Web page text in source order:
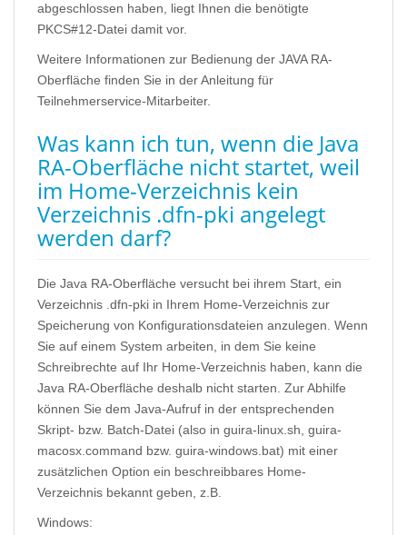
abgeschlossen haben, liegt Ihnen die benötigte
PKCS#12-Datei damit vor.
Weitere Informationen zur Bedienung der JAVA RA-
Oberfläche finden Sie in der Anleitung für
Teilnehmerservice-Mitarbeiter.
Was kann ich tun, wenn die Java
RA-Oberfläche nicht startet, weil
im Home-Verzeichnis kein
Verzeichnis .dfn-pki angelegt
werden darf?
Die Java RA-Oberfläche versucht bei ihrem Start, ein
Verzeichnis .dfn-pki in Ihrem Home-Verzeichnis zur
Speicherung von Konfigurationsdateien anzulegen. Wenn
Sie auf einem System arbeiten, in dem Sie keine
Schreibrechte auf Ihr Home-Verzeichnis haben, kann die
Java RA-Oberfläche deshalb nicht starten. Zur Abhilfe
können Sie dem Java-Aufruf in der entsprechenden
Skript- bzw. Batch-Datei (also in guira-linux.sh, guira-
macosx.command bzw. guira-windows.bat) mit einer
zusätzlichen Option ein beschreibbares Home-
Verzeichnis bekannt geben, z.B.
Windows: